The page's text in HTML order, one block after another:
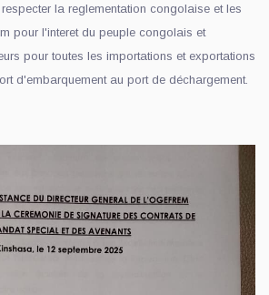
la reglementation congolaise et les
pour l'interet du peuple congolais et
pour toutes les importations et exportations
d'embarquement au port de déchargement.